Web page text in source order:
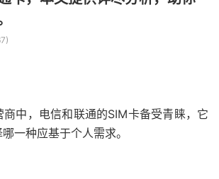
中，电信和联通的SIM卡备受青睐，它
一种应基于个人需求。